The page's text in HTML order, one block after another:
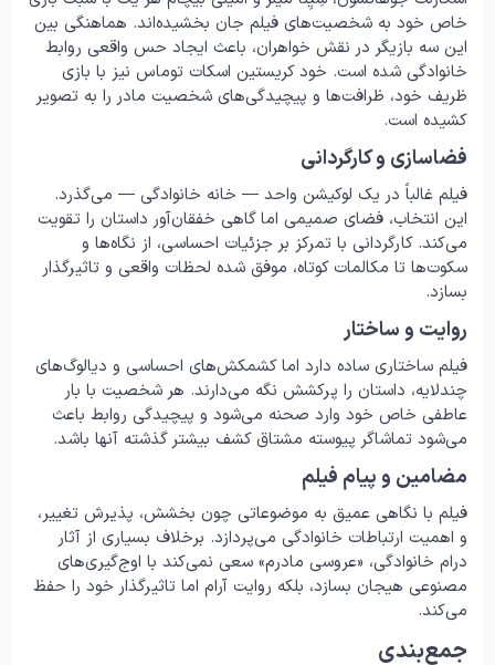
خاص خود به شخصیت‌های فیلم جان بخشیده‌اند. هماهنگی بین
این سه بازیگر در نقش خواهران، باعث ایجاد حس واقعی روابط
خانوادگی شده است. خود کریستین اسکات توماس نیز با بازی
ظریف خود، ظرافت‌ها و پیچیدگی‌های شخصیت مادر را به تصویر
کشیده است.
فضاسازی و کارگردانی
فیلم غالباً در یک لوکیشن واحد — خانه خانوادگی — می‌گذرد.
این انتخاب، فضای صمیمی اما گاهی خفقان‌آور داستان را تقویت
می‌کند. کارگردانی با تمرکز بر جزئیات احساسی، از نگاه‌ها و
سکوت‌ها تا مکالمات کوتاه، موفق شده لحظات واقعی و تاثیرگذار
بسازد.
روایت و ساختار
فیلم ساختاری ساده دارد اما کشمکش‌های احساسی و دیالوگ‌های
چندلایه، داستان را پرکشش نگه می‌دارند. هر شخصیت با بار
عاطفی خاص خود وارد صحنه می‌شود و پیچیدگی روابط باعث
می‌شود تماشاگر پیوسته مشتاق کشف بیشتر گذشته آنها باشد.
مضامین و پیام فیلم
فیلم با نگاهی عمیق به موضوعاتی چون بخشش، پذیرش تغییر،
و اهمیت ارتباطات خانوادگی می‌پردازد. برخلاف بسیاری از آثار
درام خانوادگی، «عروسی مادرم» سعی نمی‌کند با اوج‌گیری‌های
مصنوعی هیجان بسازد، بلکه روایت آرام اما تاثیرگذار خود را حفظ
می‌کند.
جمع‌بندی